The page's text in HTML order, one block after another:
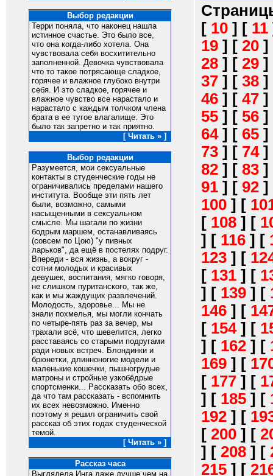
Выбор редакции
Терри поняла, что наконец нашла
истинное счастье. Это было все,
что она когда-либо хотела. Она
чувствовала себя восхитительно
заполненной. Девочка чувствовала
что то такое потрясающе сладкое,
горячее и влажное глубоко внутри
себя. И это сладкое, горячее и
влажное чувство все нарастало и
нарастало с каждым толчком члена
брата в ее тугое влагалище. Это
было так запретно и так приятно.
[ Читать » ]
Выбор редакции
Разумеется, мои сексуальные
контакты в студенческие годы не
ограничивались пределами нашего
института. Вообще эти пять лет
были, возможно, самыми
насыщенными в сексуальном
смысле. Мы шагали по жизни
бодрым маршем, останавливаясь
(совсем по Цою) "у пивных
ларьков", да ещё в постелях подруг.
Впереди - вся жизнь, а вокруг -
сотни молодых и красивых
девушек, воспитания, мягко говоря,
не слишком пуританского, так же,
как и мы жаждущих развлечений.
Молодость, здоровье... Мы не
знали похмелья, мы могли кончать
по четыре-пять раз за вечер, мы
трахали всё, что шевелится, легко
расставаясь со старыми подругами
ради новых встреч. Блондинки и
брюнетки, длинноногие модели и
маленькие кошечки, пышногрудые
матроны и стройные узкобёдрые
спортсменки... Рассказать обо всех,
да что там рассказать - вспомнить
их всех невозможно. Именно
поэтому я решил ограничить свой
рассказ об этих годах студенческой
темой.
[ Читать » ]
Рассказ часа
Выглядела Инга даже лучше чем на
[ 10 ] [ 11
19 ] [ 20 ]
28 ] [ 29 ]
37 ] [ 38 ]
46 ] [ 47 ]
55 ] [ 56 ]
64] [ 65 ]
73 ] [ 74]
82 ] [ 83 ]
91 ] [ 92 ]
100 ] [
[ 108 ] [
] [ 116 ] [
123 ] [
[ 131 ] [
] [ 139 ] [
146 ] [
[ 154] [
] [ 162 ] [
169 ] [
[ 177 ] [
] [ 185 ] [
192 ] [
[ 200 ] [
] [ 208 ] [
215 ] [